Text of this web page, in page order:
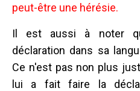
peut-être une hérésie.
Il est aussi à noter
déclaration dans sa
Ce n'est pas non plus
lui a fait faire la